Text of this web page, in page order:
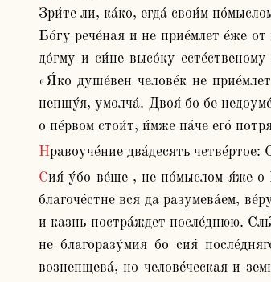
Зри́те ли, ка́ко, егда́ свои́м
Бо́гу рече́ная и не прие́млет е́же
до́гму и си́це высо́ку
«Я́ко душе́вен челове́к не
непщу́я, умолча́. Двоя́ бо бе
о пе́рвом стои́т, и́мже па́че его́
Нравоуче́ние два́десять
Сия́ у́бо ве́ще , не по́мыслом я́же о Бо́зе да взыску́ем, ниже́ под после́дование е́же у нас да приво́дим я́же отту́ду, ниже́ ну́жди естество́ да подлага́ем - но
благоче́стне вся да разумева́ем,
и казнь постра́ждет после́днюю.
не благоразу́мия бо сия́
вознепщева́, но челове́ческая и